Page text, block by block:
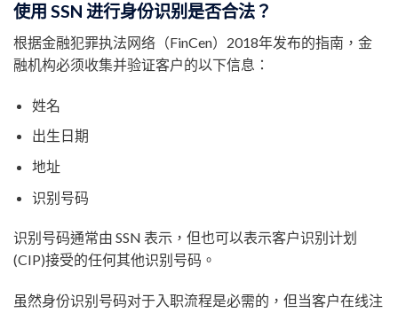
使用 SSN 进行身份识别是否合法？
根据金融犯罪执法网络（FinCen）2018年发布的指南，金
融机构必须收集并验证客户的以下信息：
姓名
出生日期
地址
识别号码
识别号码通常由 SSN 表示，但也可以表示客户识别计划
(CIP)接受的任何其他识别号码。
虽然身份识别号码对于入职流程是必需的，但当客户在线注